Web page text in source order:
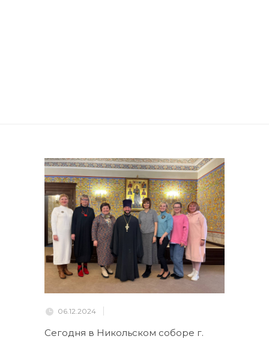
06.12.2024
Сегодня в Никольском соборе г.